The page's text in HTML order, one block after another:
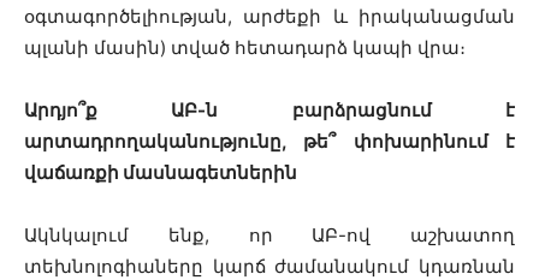
օգտագործելիության, արժեքի և իրականացման
պլանի մասին) տված հետադարձ կապի վրա։
Արդյո՞ք ԱԲ-ն բարձրացնում է
արտադրողականությունը, թե՞ փոխարինում է
վաճառքի մասնագետներին
Ակնկալում ենք, որ ԱԲ-ով աշխատող
տեխնոլոգիաները կարճ ժամանակում կդառնան